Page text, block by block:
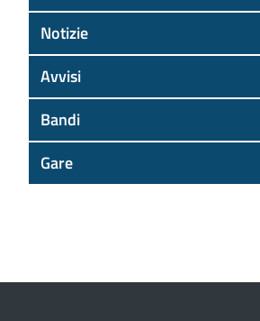
Notizie
Avvisi
Bandi
Gare